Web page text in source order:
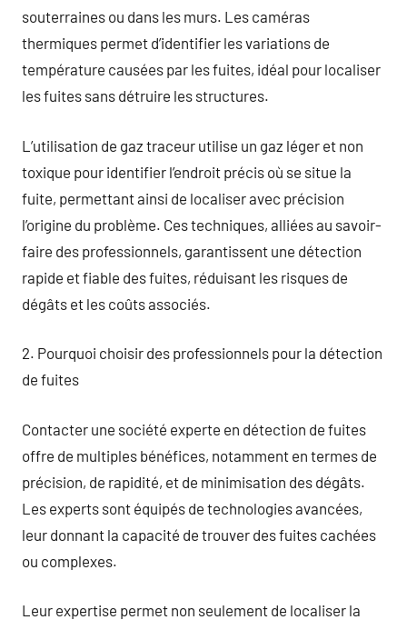
souterraines ou dans les murs. Les caméras
thermiques permet d’identifier les variations de
température causées par les fuites, idéal pour localiser
les fuites sans détruire les structures.
L’utilisation de gaz traceur utilise un gaz léger et non
toxique pour identifier l’endroit précis où se situe la
fuite, permettant ainsi de localiser avec précision
l’origine du problème. Ces techniques, alliées au savoir-
faire des professionnels, garantissent une détection
rapide et fiable des fuites, réduisant les risques de
dégâts et les coûts associés.
2. Pourquoi choisir des professionnels pour la détection
de fuites
Contacter une société experte en détection de fuites
offre de multiples bénéfices, notamment en termes de
précision, de rapidité, et de minimisation des dégâts.
Les experts sont équipés de technologies avancées,
leur donnant la capacité de trouver des fuites cachées
ou complexes.
Leur expertise permet non seulement de localiser la